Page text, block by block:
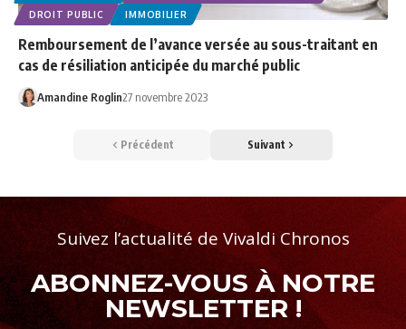
DROIT PUBLIC
IMMOBILIER
Remboursement de l’avance versée au sous-traitant en
cas de résiliation anticipée du marché public
Amandine Roglin27 novembre 2023
Précédent Suivant
Suivez l’actualité de Vivaldi Chronos
ABONNEZ-VOUS À NOTRE
NEWSLETTER !